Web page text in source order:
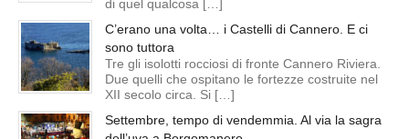
di quel qualcosa […]
C’erano una volta… i Castelli di Cannero. E ci
sono tuttora
Tre gli isolotti rocciosi di fronte Cannero Riviera.
Due quelli che ospitano le fortezze costruite nel
XII secolo circa. Si […]
Settembre, tempo di vendemmia. Al via la sagra